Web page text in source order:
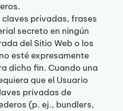
privadas, frases
secreto en ningún
del Sitio Web o los
esté expresamente
dicho fin. Cuando una
que el Usuario
privadas de
(p. ej., bundlers,